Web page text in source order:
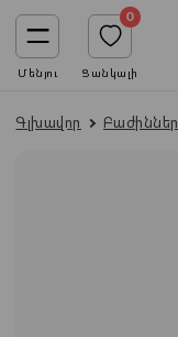
Մենյու
0
Ցանկալի
Գլխավոր Բաժիններ